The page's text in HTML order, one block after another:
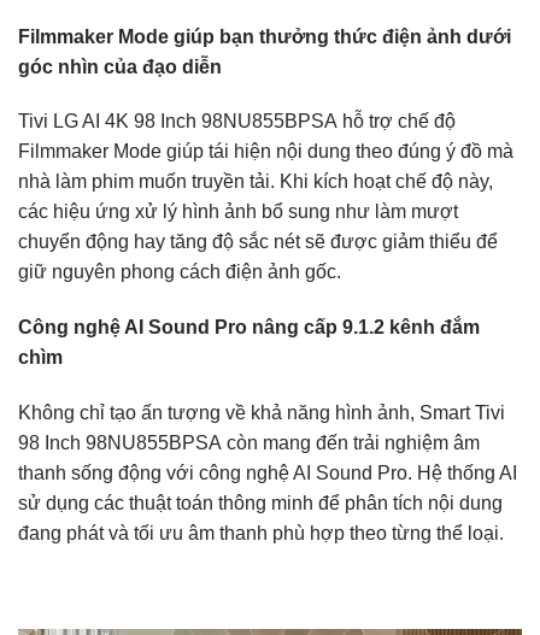
Filmmaker Mode giúp bạn thưởng thức điện ảnh dưới
góc nhìn của đạo diễn
Tivi LG AI 4K 98 Inch 98NU855BPSA hỗ trợ chế độ
Filmmaker Mode giúp tái hiện nội dung theo đúng ý đồ mà
nhà làm phim muốn truyền tải. Khi kích hoạt chế độ này,
các hiệu ứng xử lý hình ảnh bổ sung như làm mượt
chuyển động hay tăng độ sắc nét sẽ được giảm thiểu để
giữ nguyên phong cách điện ảnh gốc.
Công nghệ AI Sound Pro nâng cấp 9.1.2 kênh đắm
chìm
Không chỉ tạo ấn tượng về khả năng hình ảnh, Smart Tivi
98 Inch 98NU855BPSA còn mang đến trải nghiệm âm
thanh sống động với công nghệ AI Sound Pro. Hệ thống AI
sử dụng các thuật toán thông minh để phân tích nội dung
đang phát và tối ưu âm thanh phù hợp theo từng thể loại.